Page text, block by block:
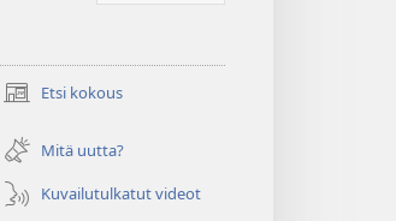
Etsi kokous
(avaa
ikkunan)Mitä uutta?
Kuvailutulkatut videot